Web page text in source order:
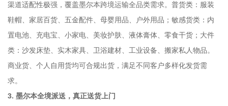
渠道适配性极强，覆盖墨尔本跨境运输全品类需求。普货类：服装
鞋帽、家居百货、五金配件、母婴用品、户外用品；敏感货类：内
置电池、充电宝、小家电、美妆护肤、液体膏体、零食干货；大件
类：沙发床垫、实木家具、卫浴建材、工业设备、搬家私人物品。
商业货、个人自用货均可合规出货，满足不同客户多样化发货需
求。
3. 墨尔本全境派送，真正送货上门